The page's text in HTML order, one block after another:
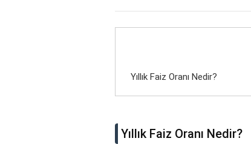
Yıllık Faiz Oranı Nedir?
Yıllık Faiz Oranı Nedir?